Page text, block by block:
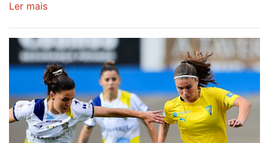
Ler mais
fecha
o
ciclo
no
Valadares
e
despede-